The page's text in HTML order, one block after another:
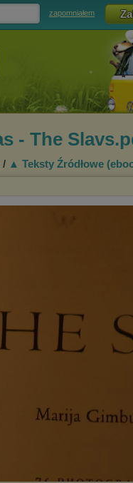
zapomniałem
- The
/ ▲ Teksty Źródłowe